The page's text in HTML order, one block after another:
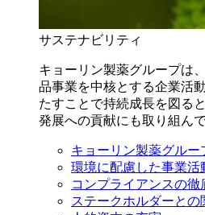
サステナビリティ
キョーリン製薬グループは
品事業を中核とする企業活
たすことで持続成長を図る
発展への貢献にも取り組んで
キョーリン製薬グルー
環境に配慮した事業活
コンプライアンスの徹
ステークホルダーとの